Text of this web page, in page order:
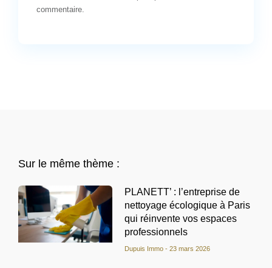
commentaire.
Sur le même thème :
PLANETT’ : l’entreprise de
nettoyage écologique à Paris
qui réinvente vos espaces
professionnels
Dupuis Immo 23 mars 2026